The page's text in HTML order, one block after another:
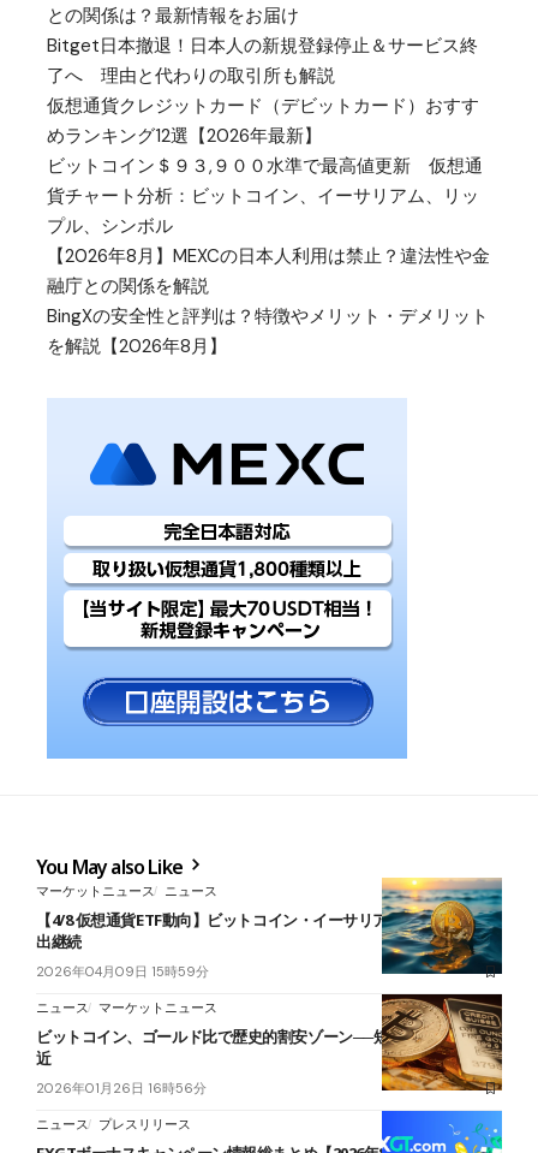
との関係は？最新情報をお届け
Bitget日本撤退！日本人の新規登録停止＆サービス終
了へ 理由と代わりの取引所も解説
仮想通貨クレジットカード（デビットカード）おすす
めランキング12選【2026年最新】
ビットコイン＄９３,９００水準で最高値更新 仮想通
貨チャート分析：ビットコイン、イーサリアム、リッ
プル、シンボル
【2026年8月】MEXCの日本人利用は禁止？違法性や金
融庁との関係を解説
BingXの安全性と評判は？特徴やメリット・デメリット
を解説【2026年8月】
You May also Like
マーケットニュース ニュース
【4/8 仮想通貨ETF動向】ビットコイン・イーサリアム・ソラナが流
出継続
2026年04月09日 15時59分
ニュース マーケットニュース
ビットコイン、ゴールド比で歴史的割安ゾーン──短期下落と底値接
近
2026年01月26日 16時56分
ニュース プレスリリース